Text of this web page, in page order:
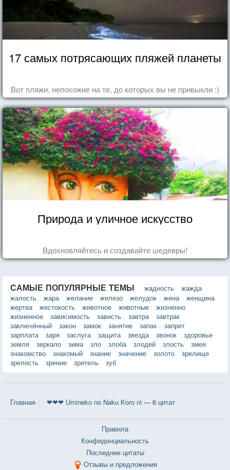
17 самых потрясающих пляжей планеты
Вот пляжи, непохожие на те, до которых вы не привыкли :)
Природа и уличное искусство
Вдохновляйтесь и создавайте шедевры!
САМЫЕ ПОПУЛЯРНЫЕ ТЕМЫ жадность
жажда
жалость
жара желание железо желудок жена
женщина
жертва
жестокость животное животные
жизненно
жизненное
зависимость зависть завтра
завтрак
заключённый
закон замок занятие запах
запрет
зарплата
заря заслуга защита звезда звонок
здоровье
земля
зеркало зима зло злоба злодей злость
змея
знакомство
знакомый знание значение золото
зрелище
зрелость
зрение зритель зуб
Главная ❤❤❤ Umineko no Naku Koro ni — 6 цитат
Правила
Конфиденциальность
Последние цитаты
Отзывы и предложения